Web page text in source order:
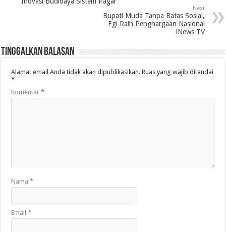
Next
Bupati Muda Tanpa Batas Sosial,
Egi Raih Penghargaan Nasional
iNews TV
Tinggalkan Balasan
Alamat email Anda tidak akan dipublikasikan. Ruas yang wajib ditandai
*
Komentar*
Nama*
Email*